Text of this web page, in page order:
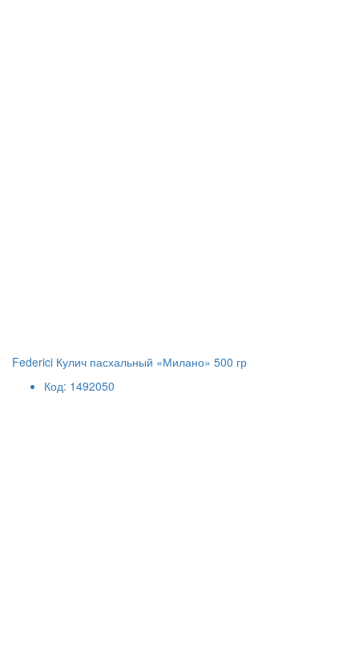
Federici Кулич пасхальный «Милано» 500 гр
Код: 1492050